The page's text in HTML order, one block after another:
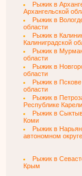
Рыжик в
Архангельской
Рыжик в
области
Рыжик в
Калиниградской
Рыжик в
области
Рыжик в
области
Рыжик в
области
Рыжик в
Республике
Рыжик в
Коми
Рыжик в
автономном округе
Рыжик в
Крым